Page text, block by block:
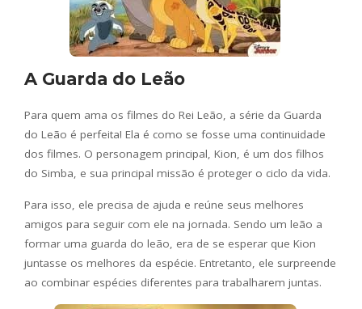
A Guarda do Leão
Para quem ama os filmes do Rei Leão, a série da Guarda
do Leão é perfeita! Ela é como se fosse uma continuidade
dos filmes. O personagem principal, Kion, é um dos filhos
do Simba, e sua principal missão é proteger o ciclo da vida.
Para isso, ele precisa de ajuda e reúne seus melhores
amigos para seguir com ele na jornada. Sendo um leão a
formar uma guarda do leão, era de se esperar que Kion
juntasse os melhores da espécie. Entretanto, ele surpreende
ao combinar espécies diferentes para trabalharem juntas.